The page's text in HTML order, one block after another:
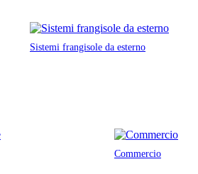
Sistemi frangisole da esterno
Commercio